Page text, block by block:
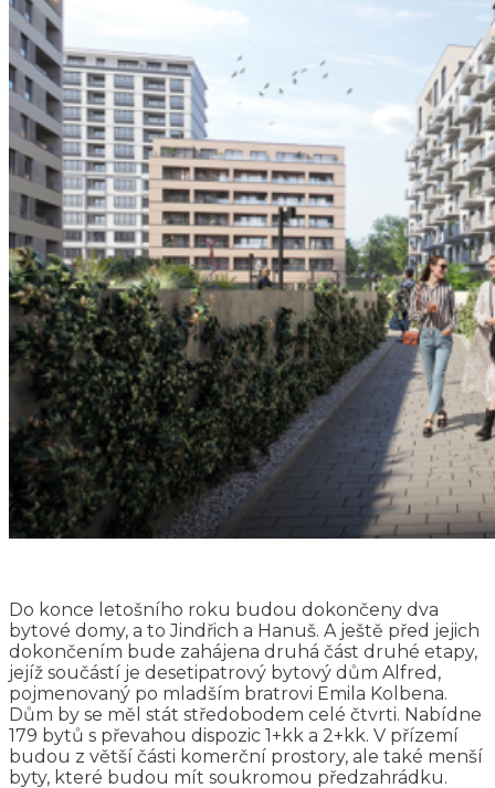
Do konce letošního roku budou dokončeny dva
bytové domy, a to Jindřich a Hanuš. A ještě před jejich
dokončením bude zahájena druhá část druhé etapy,
jejíž součástí je desetipatrový bytový dům Alfred,
pojmenovaný po mladším bratrovi Emila Kolbena.
Dům by se měl stát středobodem celé čtvrti. Nabídne
179 bytů s převahou dispozic 1+kk a 2+kk. V přízemí
budou z větší části komerční prostory, ale také menší
byty, které budou mít soukromou předzahrádku.